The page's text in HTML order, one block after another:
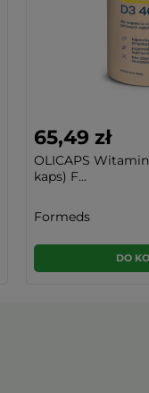
65,49 zł
OLICAPS
kaps) F...
Formeds
DO